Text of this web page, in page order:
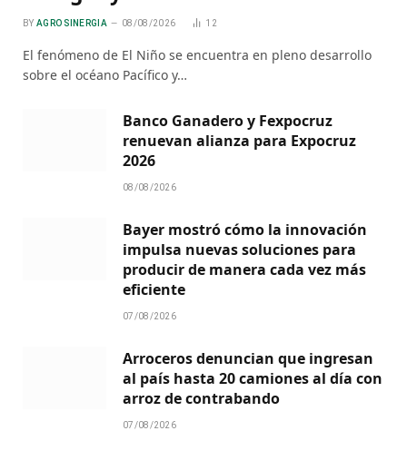
BY AGRO SINERGIA 08/08/2026 12
El fenómeno de El Niño se encuentra en pleno desarrollo
sobre el océano Pacífico y…
Banco Ganadero y Fexpocruz
renuevan alianza para Expocruz
2026
08/08/2026
Bayer mostró cómo la innovación
impulsa nuevas soluciones para
producir de manera cada vez más
eficiente
07/08/2026
Arroceros denuncian que ingresan
al país hasta 20 camiones al día con
arroz de contrabando
07/08/2026